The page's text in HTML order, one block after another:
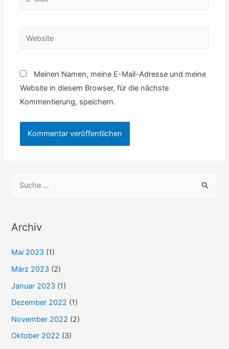
Website
Meinen Namen, meine E-Mail-Adresse und meine
Website in diesem Browser, für die nächste
Kommentierung, speichern.
h
n
n
a
c
Archiv
Mai 2023 (1)
März 2023 (2)
Januar 2023 (1)
Dezember 2022 (1)
November 2022 (2)
Oktober 2022 (3)